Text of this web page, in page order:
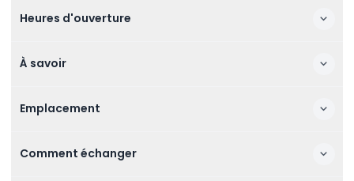
Heures d'ouverture
À savoir
Emplacement
Comment échanger